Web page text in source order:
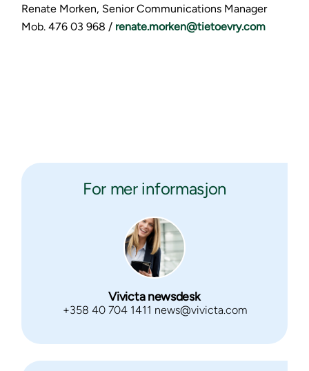
Renate Morken, Senior Communications Manager
Mob. 476 03 968 / renate.morken@tietoevry.com
For mer informasjon
Vivicta newsdesk
+358 40 704 1411 news@vivicta.com